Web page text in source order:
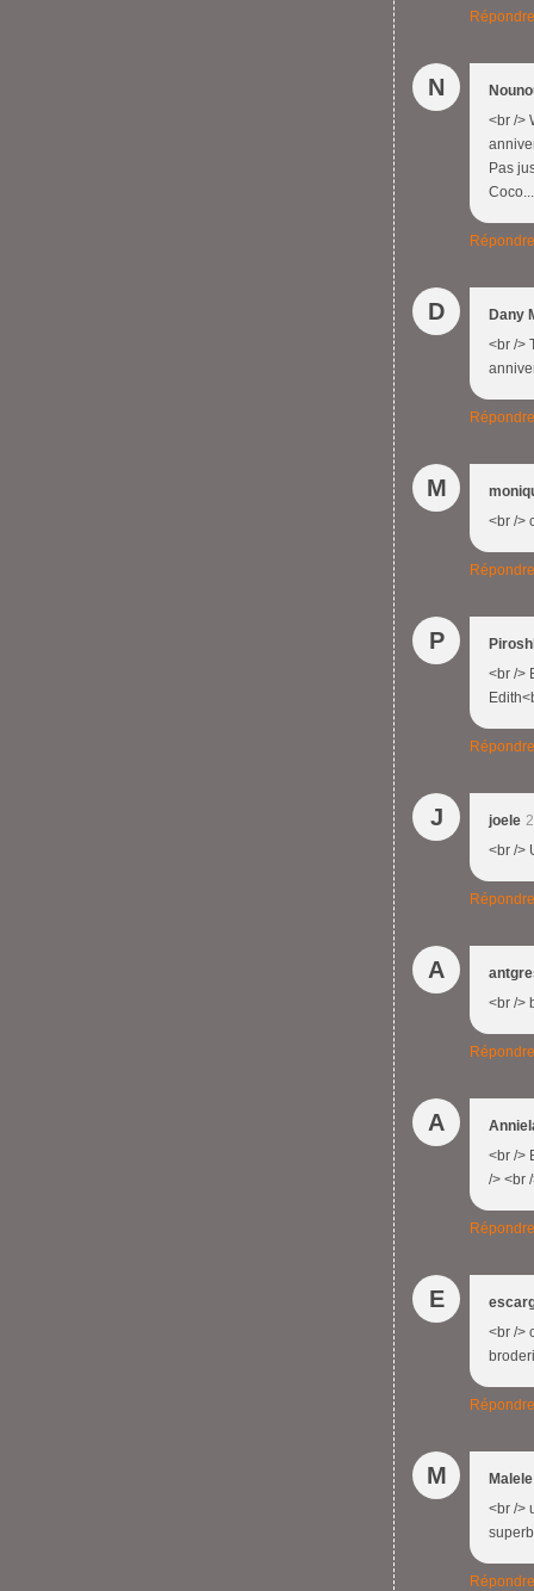
Répondre
N
<br />
Pas
Répondre
D
Dany
<br />
Répondre
M
<br />
Répondre
P
<br />
Répondre
J joele
<br />
Répondre
A
<br />
Répondre
A
<br />
/> <br
Répondre
E
<br />
Répondre
M
Malele
<br />
Répondre